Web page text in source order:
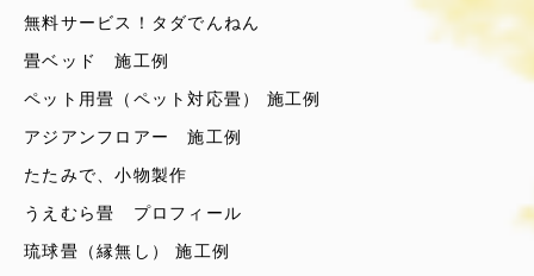
無料サービス！タダでんねん
畳ベッド 施工例
ペット用畳（ペット対応畳） 施工例
アジアンフロアー 施工例
たたみで、小物製作
うえむら畳 プロフィール
琉球畳（縁無し） 施工例